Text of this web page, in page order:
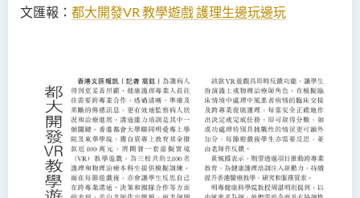
文匯報： 都大開發VR 教學遊戲 護理生邊玩邊玩